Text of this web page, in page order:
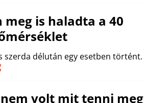
is haladta a 40
szerda délután egy esetben történt.
volt mit tenni meg